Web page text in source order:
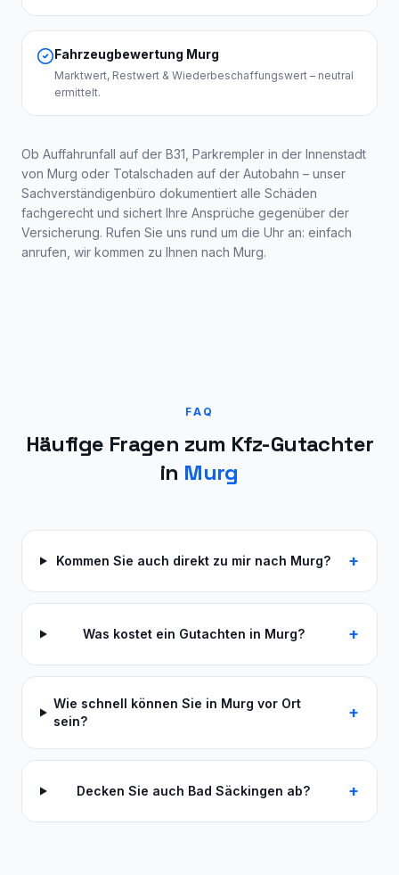
Fahrzeugbewertung Murg
Marktwert, Restwert & Wiederbeschaffungswert – neutral
ermittelt.
Ob Auffahrunfall auf der B31, Parkrempler in der Innenstadt
von Murg oder Totalschaden auf der Autobahn – unser
Sachverständigenbüro dokumentiert alle Schäden
fachgerecht und sichert Ihre Ansprüche gegenüber der
Versicherung. Rufen Sie uns rund um die Uhr an: einfach
anrufen, wir kommen zu Ihnen nach Murg.
FAQ
Häufige Fragen zum Kfz-Gutachter
in Murg
Kommen Sie auch direkt zu mir nach Murg? +
Was kostet ein Gutachten in Murg? +
Wie schnell können Sie in Murg vor Ort
sein?
+
Decken Sie auch Bad Säckingen ab? +